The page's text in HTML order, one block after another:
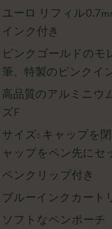
ユーロ リフィル
インク付き
ピンクゴールドのモ
筆、特製のピンクイ
高品質のアルミニウ
ズF
サイズ: キャップを
ャップをペン先にセ
ペンクリップ付き
ブルーインクカート
ソフトなペンポーチ